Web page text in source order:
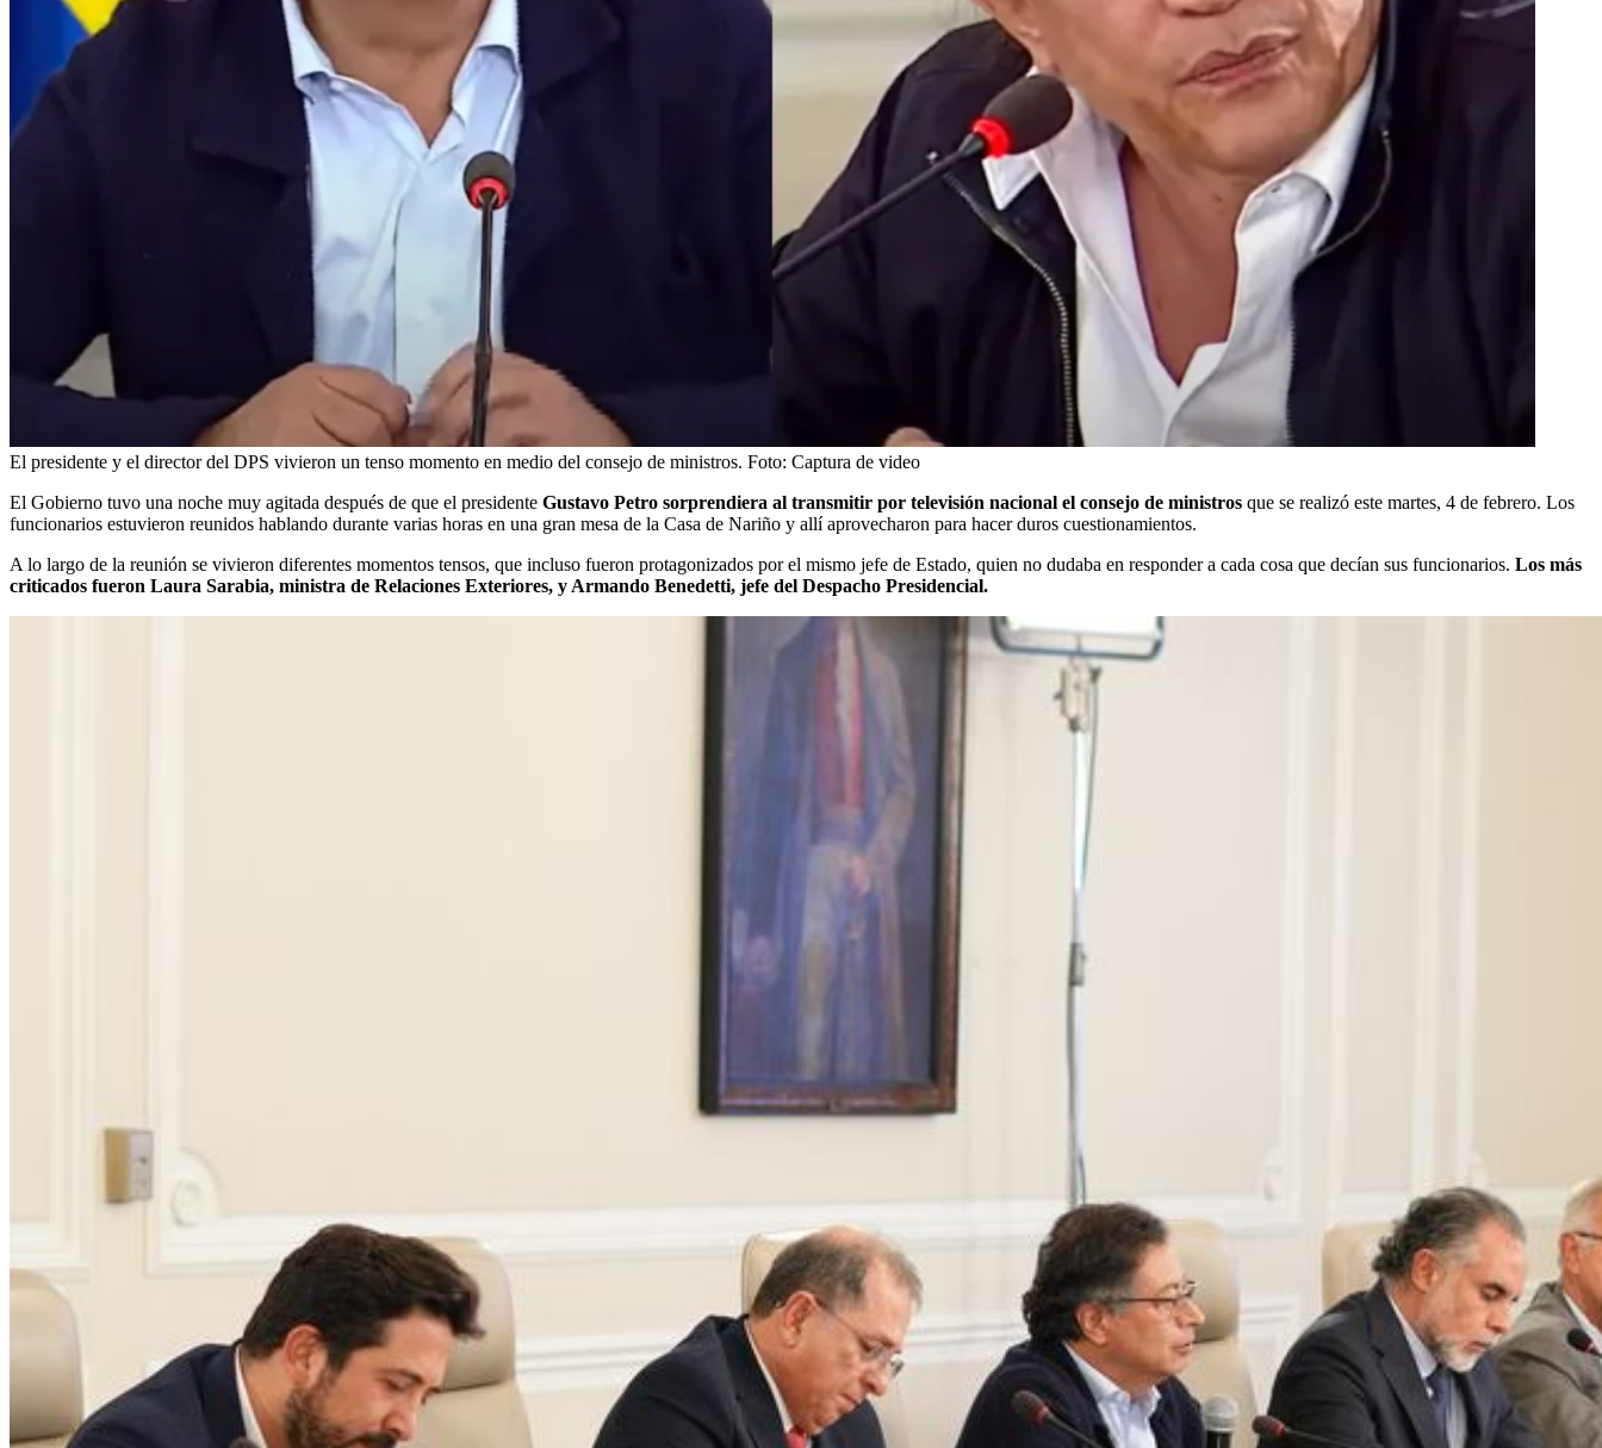
El presidente y el director del DPS vivieron un tenso momento en medio del consejo de ministros. Foto: Captura de video
El Gobierno tuvo una noche muy agitada después de que el presidente Gustavo Petro sorprendiera al transmitir por televisión nacional el consejo de ministros que se realizó este martes, 4 de febrero. Los
funcionarios estuvieron reunidos hablando durante varias horas en una gran mesa de la Casa de Nariño y allí aprovecharon para hacer duros cuestionamientos.
A lo largo de la reunión se vivieron diferentes momentos tensos, que incluso fueron protagonizados por el mismo jefe de Estado, quien no dudaba en responder a cada cosa que decían sus funcionarios. Los más
criticados fueron Laura Sarabia, ministra de Relaciones Exteriores, y Armando Benedetti, jefe del Despacho Presidencial.